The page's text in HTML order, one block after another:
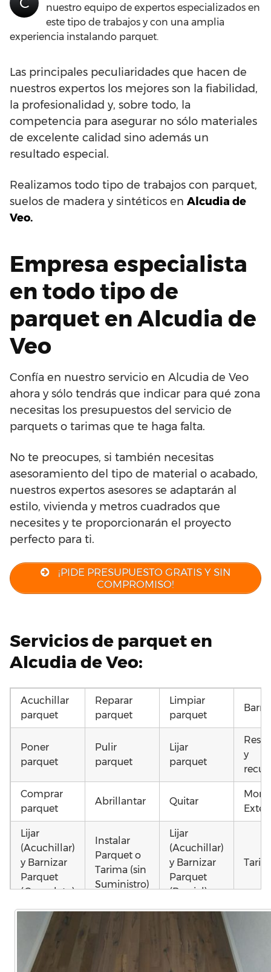
nuestro equipo de expertos especializados en
este tipo de trabajos y con una amplia
experiencia instalando parquet.
Las principales peculiaridades que hacen de
nuestros expertos los mejores son la fiabilidad,
la profesionalidad y, sobre todo, la
competencia para asegurar no sólo materiales
de excelente calidad sino además un
resultado especial.
Realizamos todo tipo de trabajos con parquet,
suelos de madera y sintéticos en Alcudia de
Veo.
Empresa especialista
en todo tipo de
parquet en Alcudia de
Veo
Confía en nuestro servicio en Alcudia de Veo
ahora y sólo tendrás que indicar para qué zona
necesitas los presupuestos del servicio de
parquets o tarimas que te haga falta.
No te preocupes, si también necesitas
asesoramiento del tipo de material o acabado,
nuestros expertos asesores se adaptarán al
estilo, vivienda y metros cuadrados que
necesites y te proporcionarán el proyecto
perfecto para ti.
¡PIDE PRESUPUESTO GRATIS Y SIN
COMPROMISO!
Servicios de parquet en
Alcudia de Veo:
Acuchillar
parquet
Reparar
parquet
Limpiar
parquet
Poner
parquet
Pulir
parquet
Lijar
parquet
y
Comprar
parquet
Abrillantar Quitar
Lijar
(Acuchillar)
y Barnizar
Parquet
(Completo)
Instalar
Parquet o
Tarima (sin
Suministro)
Lijar
(Acuchillar)
y Barnizar
Parquet
(Parcial)
Instalar
parquet o
Tarima
Local
Tarima
Vivienda
parquet o
Tarima
Vivienda